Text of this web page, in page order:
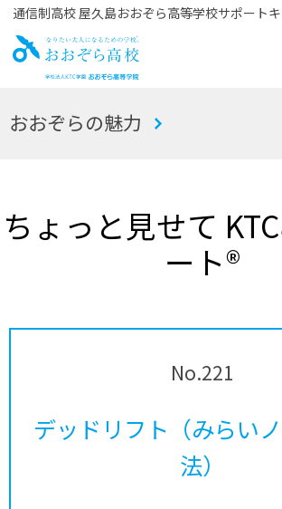
通信制高校 屋久島おおぞら高等学校サポート
お
おおぞらの魅力
ちょっと見せて
ート®
No.221
デッドリフト（みらい
法）